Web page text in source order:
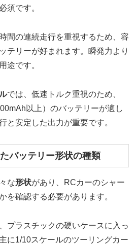
須です。
間の連続走行を重視するため、容
テリーが好まれます。瞬発力より
途です。
では、低速トルク重視のため、
以上）のバッテリーが適し
と安定した出力が重要です。
バッテリー形状の種類
な形状があり、RCカーのシャー
を確認する必要があります。
プラスチックの硬いケースに入っ
に1/10スケールのツーリングカー